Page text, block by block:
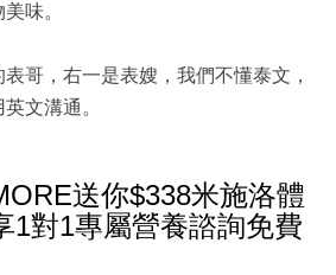
味。
哥，右一是表嫂，我們不懂泰文，
文溝通。
送你$338米施洛體
1對1專屬營養諮詢免費